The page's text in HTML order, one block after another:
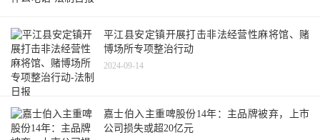
平江县安定镇开展打击非法经营性麻将馆、赌
博场所专项整治行动
2024-09-14
嘉士伯入主重啤股份14年：主品牌被弃，上市
公司损失或超20亿元